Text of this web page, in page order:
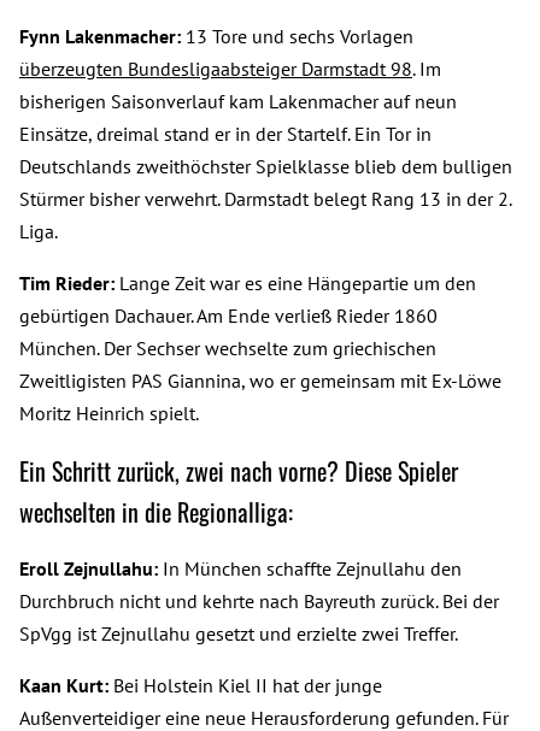
Fynn Lakenmacher: 13 Tore und sechs Vorlagen
überzeugten Bundesligaabsteiger Darmstadt 98. Im
bisherigen Saisonverlauf kam Lakenmacher auf neun
Einsätze, dreimal stand er in der Startelf. Ein Tor in
Deutschlands zweithöchster Spielklasse blieb dem bulligen
Stürmer bisher verwehrt. Darmstadt belegt Rang 13 in der 2.
Liga.
Tim Rieder: Lange Zeit war es eine Hängepartie um den
gebürtigen Dachauer. Am Ende verließ Rieder 1860
München. Der Sechser wechselte zum griechischen
Zweitligisten PAS Giannina, wo er gemeinsam mit Ex-Löwe
Moritz Heinrich spielt.
Ein Schritt zurück, zwei nach vorne? Diese Spieler
wechselten in die Regionalliga:
Eroll Zejnullahu: In München schaffte Zejnullahu den
Durchbruch nicht und kehrte nach Bayreuth zurück. Bei der
SpVgg ist Zejnullahu gesetzt und erzielte zwei Treffer.
Kaan Kurt: Bei Holstein Kiel II hat der junge
Außenverteidiger eine neue Herausforderung gefunden. Für